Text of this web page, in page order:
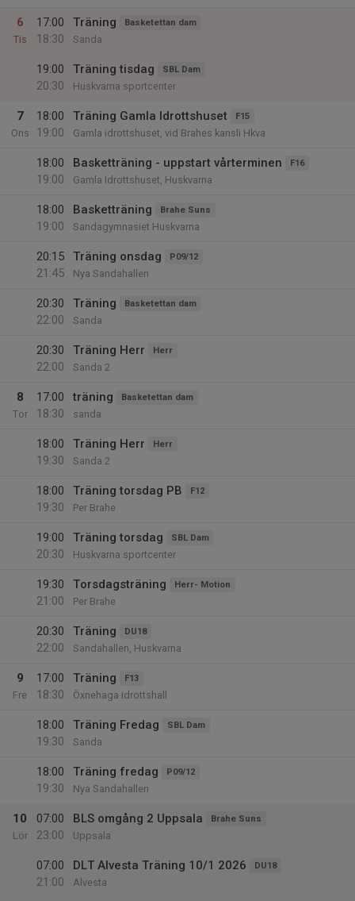
6
Tis
17:00
18:30
Träning Basketettan dam
Sanda
19:00
20:30
Träning tisdag SBL Dam
Huskvarna sportcenter
7
Ons
18:00
19:00
Träning Gamla Idrottshuset F15
Gamla idrottshuset, vid Brahes kansli Hkva
18:00
19:00
Basketträning - uppstart vårterminen F16
Gamla Idrottshuset, Huskvarna
18:00
19:00
Basketträning Brahe Suns
Sandagymnasiet Huskvarna
20:15
21:45
Träning onsdag P09/12
Nya Sandahallen
20:30
22:00
Träning Basketettan dam
Sanda
20:30
22:00
Träning Herr Herr
Sanda 2
8
Tor
17:00
18:30
träning Basketettan dam
sanda
18:00
19:30
Träning Herr Herr
Sanda 2
18:00
19:30
Träning torsdag PB F12
Per Brahe
19:00
20:30
Träning torsdag SBL Dam
Huskvarna sportcenter
19:30
21:00
Torsdagsträning Herr- Motion
Per Brahe
20:30
22:00
Träning DU18
Sandahallen, Huskvarna
9
Fre
17:00
18:30
Träning F13
Öxnehaga idrottshall
18:00
19:30
Träning Fredag SBL Dam
Sanda
18:00
19:30
Träning fredag P09/12
Nya Sandahallen
10
Lör
07:00
23:00
BLS omgång 2 Uppsala Brahe Suns
Uppsala
07:00
21:00
DLT Alvesta Träning 10/1 2026 DU18
Alvesta